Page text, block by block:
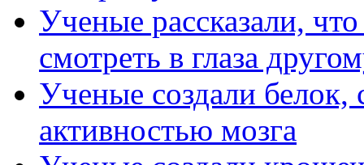
Ученые рассказали,
смотреть в глаза
Ученые создали белок,
активностью мозга